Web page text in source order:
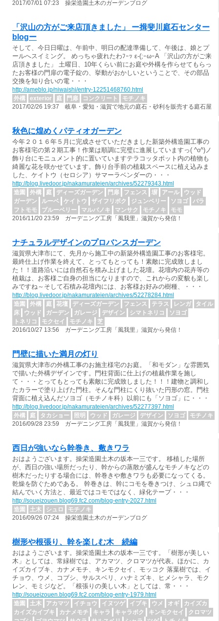
2017/07/01 07:23 操栄造園土木のガーデンブログ
「沢山の方がご来店頂きました」 ー揖斐川庭石センター
blogー
そして、今日日曜は、午前中、明日の配達準備して、午後は、娘とプ
ールへスイミング。 めっちゃ疲れたわﾌｰｯ ε-(;ｰωｰA 「沢山の方がご来
店頂きました」 土曜日、10年くらい前にお庭や外構を作らせてもらっ
たお客様の門扉の電子錠の、挙動がおかしいということで、その部品
交換を知り合いの電・・・
http://ameblo.jp/niwaishi/entry-12251468760.html
外構
exterior 庭 門扉 コンクリート
モチノキ
2017/02/26 19:37 岐阜・愛知・滋賀で地元の庭石・砂利を販売する庭石屋
秋色に煌めくパティオガーデン
今年２０１６年５月に完成させていただきました新築外構造園工事の
お客様宅の第２期工事！作業は順調に完璧に進展していますっ( ^o^)ノ
飾り台にモニュメント的に置いていますテラコッタポット内の植物も
綺麗な花を咲かせています。飾り台手前の植栽スペースに植え込みま
した、ケイトウ（セロシア）サマーラベンダーの・・・
http://blog.livedoor.jp/nakamurateien/archives/52279343.html
造園
外構 庭 ディーズガーデン 門扉 フェンス 塀 アール
ウッド
ガーデン
ルーベ ケイトウ ザイフリボク ジュンベリー ソヨゴ
バラ
フトモモ
ブルーベリー マルバノキ マンサク モチノキ
モモ
2016/11/20 23:59 ガーデニング工房「風我里」滋賀から発信！
ナチュラルデザインのプロバンスガーデン
滋賀県大津市にて、先月から施工中の新築外構造園工事のお客様宅。
最終仕上げ作業を終えて、とってもとっても！素敵に完成致しまし
た！！道路沿いには自然石を積み上げました花壇。花壇内の花卉等の
植栽は、お客様ご自身の担当になりますので、これからの変貌も楽し
みですね～そして石積み花壇内には、お客様お好みの樹種、・・・
http://blog.livedoor.jp/nakamurateien/archives/52278284.html
造園
外構 庭 花壇 ディーズガーデン フェンス テラス レンガ
タイル
床
ウッド ガーデン ガレージ デザイン シマトネリコ
ソヨゴ
トネリコ
モクセイ モチノキ
芝
2016/10/27 13:56 ガーデニング工房「風我里」滋賀から発信！
門壁に描いた満月の灯り
滋賀県大津市の外構工事のお施主様宅のお庭。「和モダン」な雰囲気
で描いた外構デザインです。門柱背面に仕上げの植裁作業を施し
て・・・とってもとっても素敵に完成致しました！！！建物と調和し
たカラーで塗り上げた門柱。そんな門柱にくり抜いた円形の窓。門柱
背面に植え込んだソヨゴ（モチノキ科）以前にも「ソヨゴ」に・・・
http://blog.livedoor.jp/nakamurateien/archives/52277397.html
外構
庭 タカショー 照明 ウッド ガレージ デザイン ソヨゴ
モチノキ
2016/09/28 23:59 ガーデニング工房「風我里」滋賀から発信！
西日が強いなら幹巻き、敷きワラ
おはようございます。操栄造園土木の坂本一三です。 移植した場所
が、西日の強い場所だったり、幹からの蒸散が盛んなモチノキなどの
樹木だったりする場合には、幹巻きや敷きワラも必要になってくる。
乾燥を防ぐためである。 幹巻きは、幹にコモを巻きつけ、シュロ縄で
結んでいく方法と、最近ではコモではなく、緑化テープ・・・
http://soueizouen.blog69.fc2.com/blog-entry-2027.html
造園
土木 シュロ
モチノキ
2016/09/26 07:24 操栄造園土木のガーデンブログ
樹形や根張り、幹を楽しむ木 続編
おはようございます。操栄造園土木の坂本一三です。「樹形が美しい
木」としては、常緑樹では、アカマツ、クロマツが代表。ほかに、カ
イズカイブキ、カナメモチ、キンモクセイ、モッコク 落葉樹では、イ
チョウ、ウメ、コブシ、サルスベリ、ハナミズキ、ヒメシャラ、モク
レン、モミジなど。「根張りの美しい木」としては、常・・・
http://soueizouen.blog69.fc2.com/blog-entry-1979.html
造園
土木 アカマツ イチョウ イヌツゲ イブキ ウメ オギ
カイズカ
カイズカイブキ
カナメモチ キャラ キャラボク キンモクセイ
クロマツ